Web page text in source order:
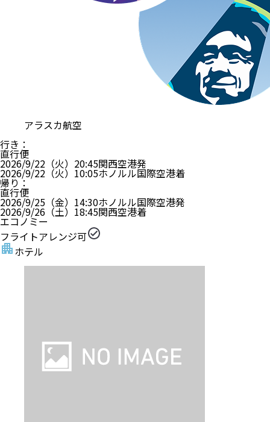
アラスカ航空
行き ：
直行便
2026/9/22（火） 20:45関西空港発
2026/9/22（火） 10:05ホノルル国際空港着
帰り ：
直行便
2026/9/25（金） 14:30ホノルル国際空港発
2026/9/26（土） 18:45関西空港着
エコノミー
フライトアレンジ可
ホテル